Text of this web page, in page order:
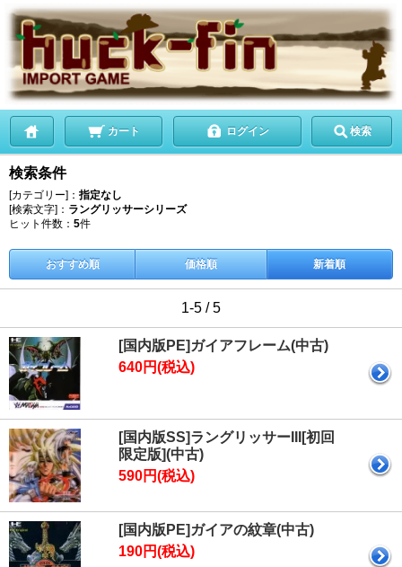
カート ログイン 検索
検索条件
[カテゴリー]： 指定なし
[検索文字]： ラングリッサーシリーズ
ヒット件数： 5件
おすすめ順 価格順 新着順
1-5 / 5
[国内版PE]ガイアフレーム(中古)
640円(税込)
[国内版SS]ラングリッサーIII[初回
限定版](中古)
590円(税込)
[国内版PE]ガイアの紋章(中古)
190円(税込)